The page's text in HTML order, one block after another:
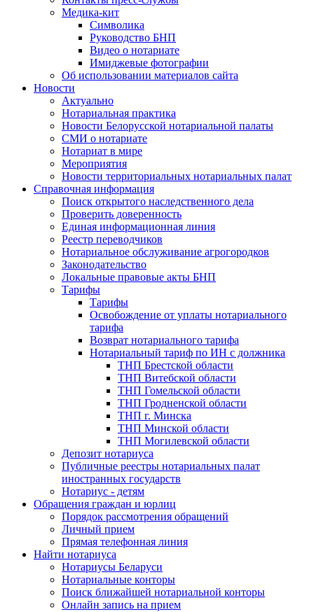
Медика-кит
Символика
Руководство БНП
Видео о нотариате
Имиджевые фотографии
Об использовании материалов сайта
Новости
Актуально
Нотариальная практика
Новости Белорусской нотариальной палаты
СМИ о нотариате
Нотариат в мире
Мероприятия
Новости территориальных нотариальных палат
Справочная информация
Поиск открытого наследственного дела
Проверить доверенность
Единая информационная линия
Реестр переводчиков
Нотариальное обслуживание агрогородков
Законодательство
Локальные правовые акты БНП
Тарифы
Тарифы
Освобождение от уплаты нотариального
тарифа
Возврат нотариального тарифа
Нотариальный тариф по ИН с должника
ТНП Брестской области
ТНП Витебской области
ТНП Гомельской области
ТНП Гродненской области
ТНП г. Минска
ТНП Минской области
ТНП Могилевской области
Депозит нотариуса
Публичные реестры нотариальных палат
иностранных государств
Нотариус - детям
Обращения граждан и юрлиц
Порядок рассмотрения обращений
Личный прием
Прямая телефонная линия
Найти нотариуса
Нотариусы Беларуси
Нотариальные конторы
Поиск ближайшей нотариальной конторы
Онлайн запись на прием